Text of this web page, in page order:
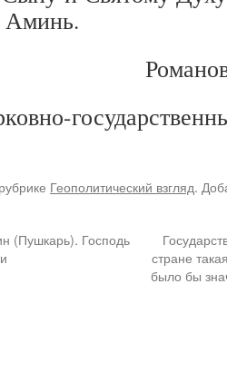
Аминь.
Геополитический взгляд.
(Пушкарь). Господь
стране
было бы